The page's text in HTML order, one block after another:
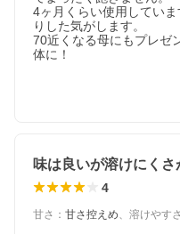
4ヶ月くらい使用してい
りした気がします。
70近くなる母にもプレゼ
体に！
味は良いが溶けにくさ
4
甘さ ： 甘さ控えめ、 溶けやすさ